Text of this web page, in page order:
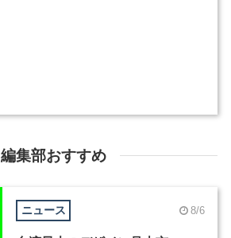
編集部おすすめ
ニュース 8/6